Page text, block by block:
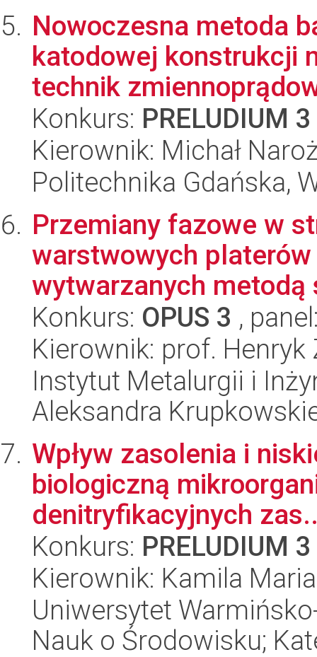
Nowoczesna metoda
katodowej konstrukcji
technik
Konkurs: PRELUDIUM 3
Kierownik: Michał
Politechnika Gdańska,
Przemiany fazowe w
warstwowych
wytwarzanych metodą
Konkurs: OPUS 3 ,
Kierownik: prof. Henryk
Instytut Metalurgii i
Aleksandra
Wpływ zasolenia i
biologiczną
denitryfikacyjnych
Konkurs: PRELUDIUM 3
Kierownik: Kamila
Uniwersytet
Nauk o Środowisku;